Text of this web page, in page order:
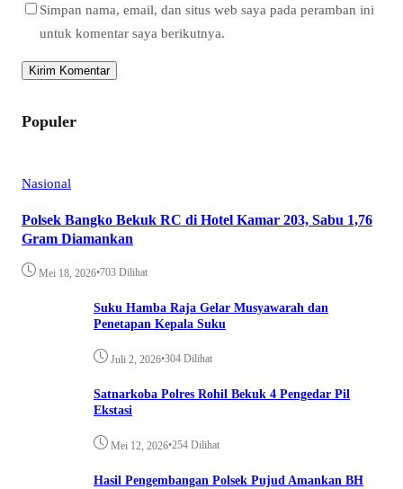
Simpan nama, email, dan situs web saya pada peramban ini
untuk komentar saya berikutnya.
Populer
Nasional
Polsek Bangko Bekuk RC di Hotel Kamar 203, Sabu 1,76
Gram Diamankan
Mei 18, 2026•703 Dilihat
Suku Hamba Raja Gelar Musyawarah dan
Penetapan Kepala Suku
Juli 2, 2026•304 Dilihat
Satnarkoba Polres Rohil Bekuk 4 Pengedar Pil
Ekstasi
Mei 12, 2026•254 Dilihat
Hasil Pengembangan Polsek Pujud Amankan BH